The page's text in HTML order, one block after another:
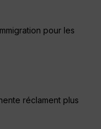
pour les
réclament plus